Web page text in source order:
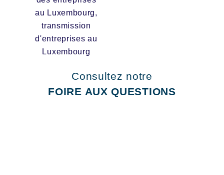
Consultez notre
FOIRE AUX QUESTIONS